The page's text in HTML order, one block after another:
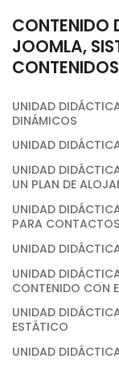
CONTENIDO
JOOMLA,
UNIDAD
DINÁMICOS
UNIDAD
UNIDAD
UN PLAN DE
UNIDAD
PARA CONTACTOS
UNIDAD
UNIDAD
CONTENIDO CON
UNIDAD
ESTÁTICO
UNIDAD